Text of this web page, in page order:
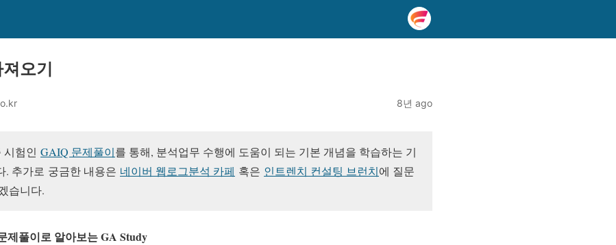
오기
8년 ago
시험인 GAIQ 문제풀이를 통해, 분석업무 수행에 도움이 되는 기본 개념을 학습하는 기
. 추가로 궁금한 내용은 네이버 웹로그분석 카페 혹은 인트렌치 컨설팅 브런치에 질문
습니다.
제풀이로 알아보는 GA Study